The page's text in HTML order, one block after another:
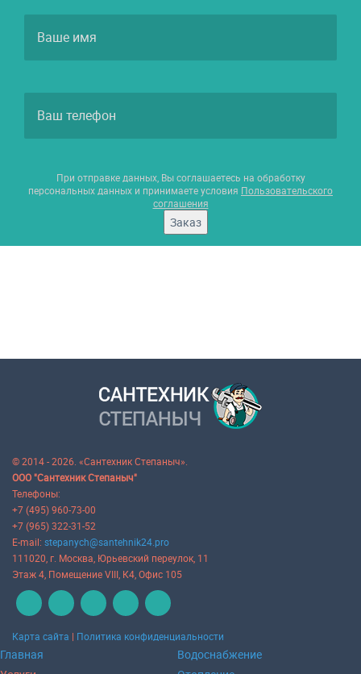
При отправке данных, Вы соглашаетесь на обработку
персональных данных и принимаете условия Пользовательского
соглашения
Заказ
© 2014 - 2026. «Сантехник Степаныч».
ООО "Сантехник Степаныч"
Телефоны:
+7 (495) 960-73-00
+7 (965) 322-31-52
E-mail: stepanych@santehnik24.pro
111020 , г. Москва Юрьевский переулок, 11
Этаж 4, Помещение VIII, К4, Офис 105
Карта сайта | Политика конфиденциальности
Главная
Водоснабжение